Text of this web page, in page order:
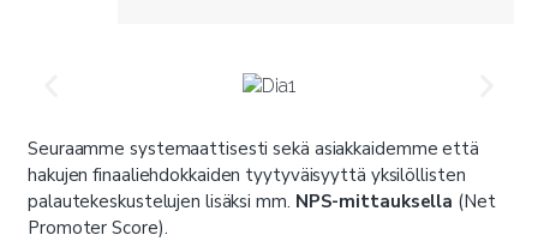
Seuraamme systemaattisesti sekä asiakkaidemme että
hakujen finaaliehdokkaiden tyytyväisyyttä yksilöllisten
palautekeskustelujen lisäksi mm. NPS-mittauksella (Net
Promoter Score).